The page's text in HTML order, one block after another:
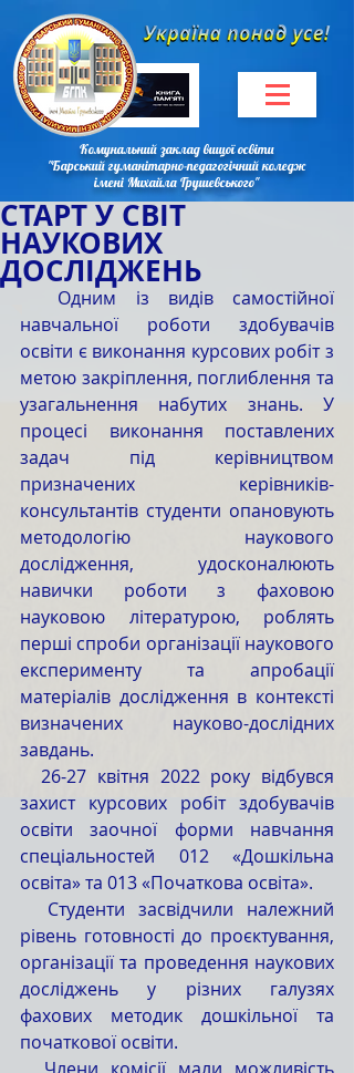
Комунальний заклад вищої освіти
"Барський гуманітарно-педагогічний коледж
імені Михайла Грушевського"
СТАРТ У СВІТ
НАУКОВИХ
ДОСЛІДЖЕНЬ
навчальної роботи здобувачів
освіти є виконання курсових робіт з
метою закріплення, поглиблення та
узагальнення набутих знань. У
процесі виконання поставлених
задач під керівництвом
призначених керівників-
консультантів студенти опановують
методологію наукового
дослідження, удосконалюють
навички роботи з фаховою
науковою літературою, роблять
перші спроби організації наукового
експерименту та апробації
матеріалів дослідження в контексті
визначених науково-дослідних
завдань.
  26-27 квітня 2022 року відбувся
захист курсових робіт здобувачів
освіти заочної форми навчання
спеціальностей 012 «Дошкільна
освіта» та 013 «Початкова освіта».
рівень готовності до проєктування,
організації та проведення наукових
досліджень у різних галузях
фахових методик дошкільної та
початкової освіти.